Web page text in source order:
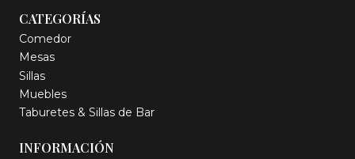
CATEGORÍAS
Comedor
Mesas
Sillas
Muebles
Taburetes & Sillas de Bar
INFORMACIÓN